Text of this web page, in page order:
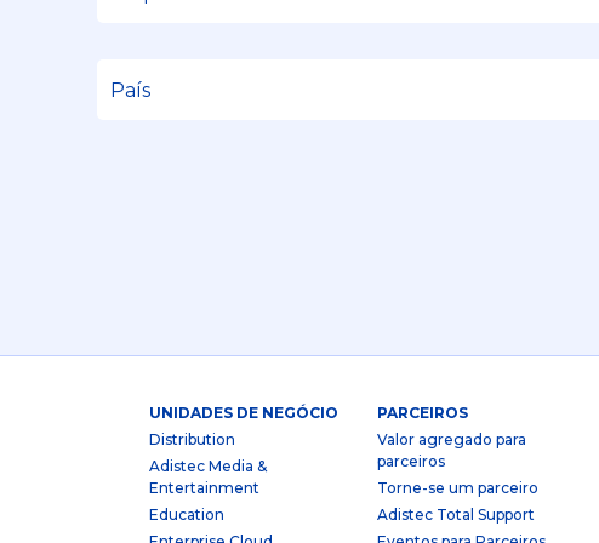
UNIDADES DE NEGÓCIO
Distribution
Adistec Media &
Entertainment
Education
PARCEIROS
Valor agregado para
parceiros
Torne-se um parceiro
Adistec Total Support